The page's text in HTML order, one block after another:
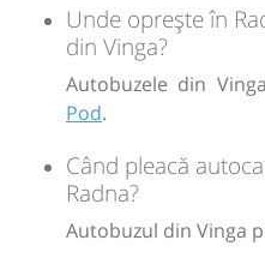
Unde oprește în
din Vinga?
Autobuzele din
Pod.
Când pleacă
Radna?
Autobuzul din Vinga